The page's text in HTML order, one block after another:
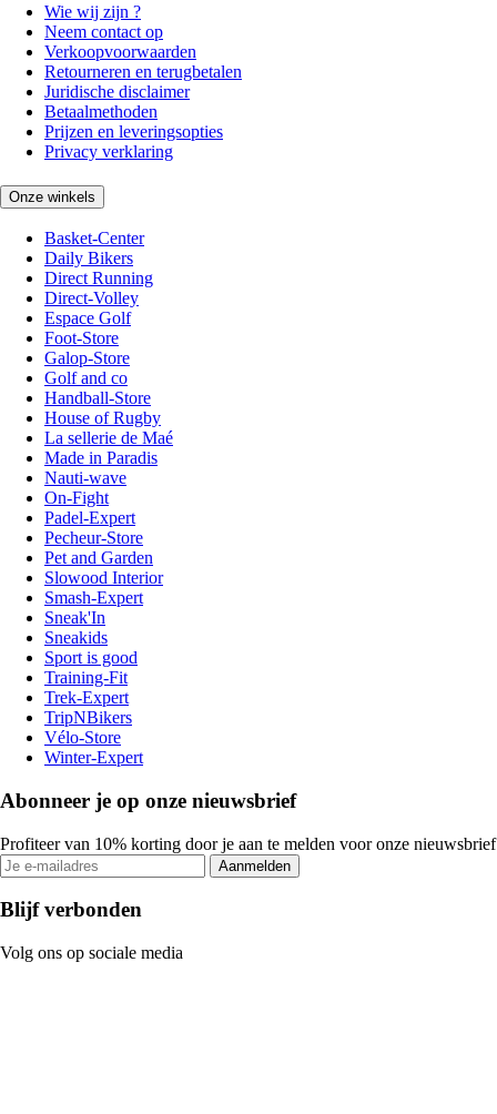
Wie wij zijn ?
Neem contact op
Verkoopvoorwaarden
Retourneren en terugbetalen
Juridische disclaimer
Betaalmethoden
Prijzen en leveringsopties
Privacy verklaring
Onze winkels
Basket-Center
Daily Bikers
Direct Running
Direct-Volley
Espace Golf
Foot-Store
Galop-Store
Golf and co
Handball-Store
House of Rugby
La sellerie de Maé
Made in Paradis
Nauti-wave
On-Fight
Padel-Expert
Pecheur-Store
Pet and Garden
Slowood Interior
Smash-Expert
Sneak'In
Sneakids
Sport is good
Training-Fit
Trek-Expert
TripNBikers
Vélo-Store
Winter-Expert
Abonneer je op onze nieuwsbrief
Profiteer van 10% korting door je aan te melden voor onze nieuwsbrief
Aanmelden
Blijf verbonden
Volg ons op sociale media